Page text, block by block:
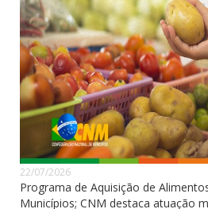
22/07/2026
Programa de Aquisição de
Municípios; CNM destaca atuação